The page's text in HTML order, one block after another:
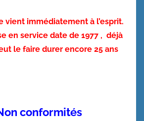
vient immédiatement à l’esprit.
en service date de 1977 , déjà
le faire durer encore 25 ans
conformités